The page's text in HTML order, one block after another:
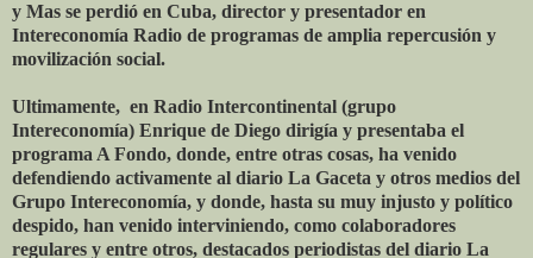
y Mas se perdió en Cuba, director y presentador en
Intereconomía Radio de programas de amplia repercusión y
movilización social.
Ultimamente, en Radio Intercontinental (grupo
Intereconomía) Enrique de Diego dirigía y presentaba el
programa A Fondo, donde, entre otras cosas, ha venido
defendiendo activamente al diario La Gaceta y otros medios del
Grupo Intereconomía, y donde, hasta su muy injusto y político
despido, han venido interviniendo, como colaboradores
regulares y entre otros, destacados periodistas del diario La